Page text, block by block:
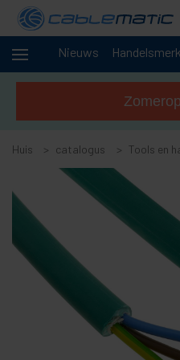
Nieuws
Kabels en
+
Rekken
servers
Audio +
Verlichting
en geluid
+
fotografie
Tools en
hardware
-
Vloer-, deur- en
Huis catalogus Tools en